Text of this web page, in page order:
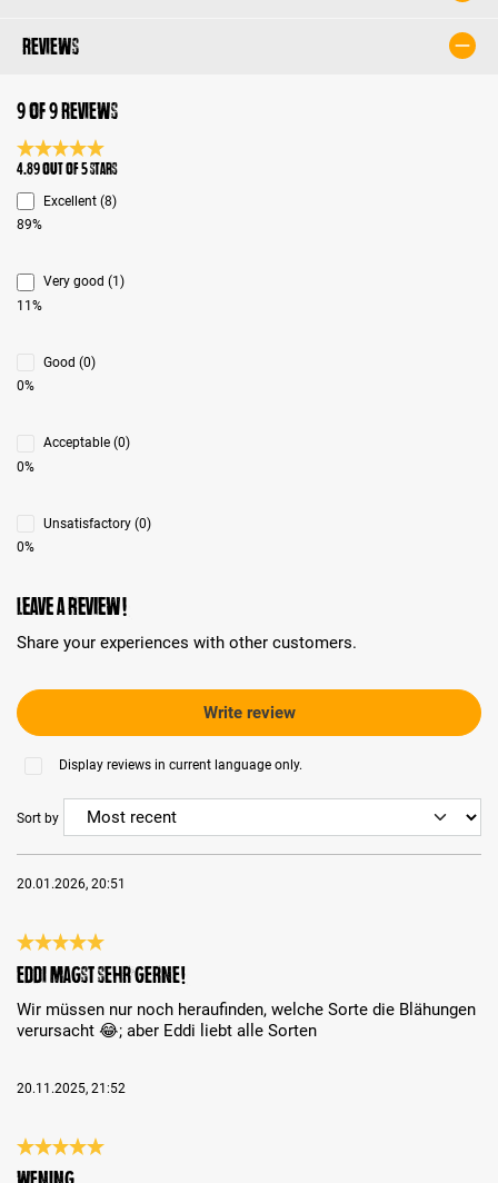
Reviews
9 of 9 reviews
Average rating 4.8 of 5 Stars
4.89 out of 5 stars
Excellent (8)
89%
Very good (1)
11%
Good (0)
0%
Acceptable (0)
0%
Unsatisfactory (0)
0%
Leave a review!
Share your experiences with other customers.
Write review
Display reviews in current language only.
Sort by
20.01.2026, 20:51
Review with rating of 5 out of 5 stars
Eddi magst sehr gerne!
Wir müssen nur noch heraufinden, welche Sorte die Blähungen
verursacht 😂; aber Eddi liebt alle Sorten
20.11.2025, 21:52
Review with rating of 5 out of 5 stars